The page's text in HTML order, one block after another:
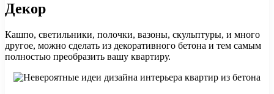
Декор
Кашпо, светильники, полочки, вазоны, скульптуры, и много
другое, можно сделать из декоративного бетона и тем самым
полностью преобразить вашу квартиру.